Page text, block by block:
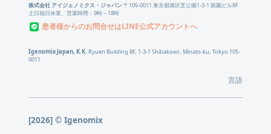
株式会社 アイジェノミクス・ジャパン〒105-0011 東京都港区芝公園1-3-1 留園ビル8F
土日祝日休業、営業時間：9時～18時
患者様からのお問合せはLINE公式アカウントへ
Igenomix Japan, K.K. Ryuen Building 8F, 1-3-1 Shibakoen, Minato-ku, Tokyo 105-
0011
言語
[2026] © Igenomix